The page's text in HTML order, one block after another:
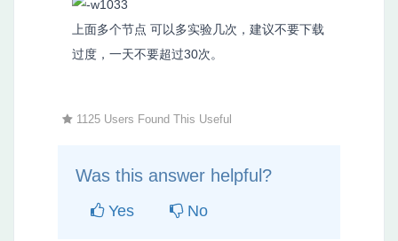
上面多个节点 可以多实验几次，建议不要下载
过度，一天不要超过30次。
1125 Users Found This Useful
Was this answer helpful?
Yes No